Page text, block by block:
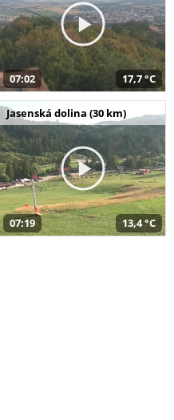
07:02 17,7 °C
Jasenská dolina (30 km)
07:19 13,4 °C